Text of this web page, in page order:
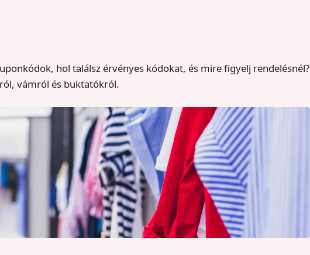
hol találsz érvényes kódokat, és mire figyelj rendelésnél?
vámról és buktatókról.